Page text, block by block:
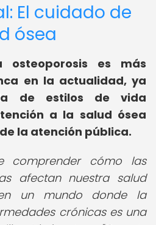
El cuidado de
ósea
es más
en la actualidad, ya
de estilos de vida
a la salud ósea
la atención pública.
comprender cómo las
afectan nuestra salud
un mundo donde la
crónicas es una